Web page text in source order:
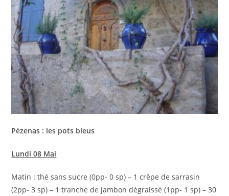
Pèzenas : les pots bleus
Lundi 08 Mai
Matin : thé sans sucre (0pp- 0 sp) – 1 crêpe de sarrasin
(2pp- 3 sp) – 1 tranche de jambon dégraissé (1pp- 1 sp) – 30